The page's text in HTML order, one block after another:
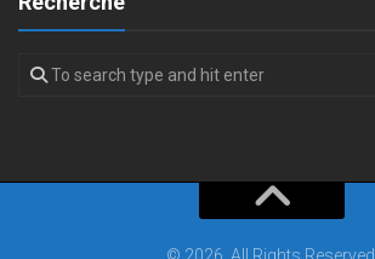
© 2026. All Rights Reserved.